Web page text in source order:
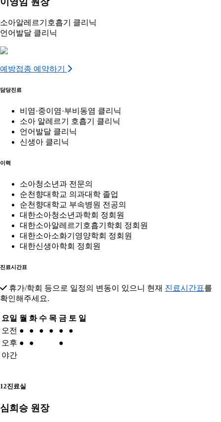
소아알레르기호흡기 클리닉
언어발달 클리닉
예방접종 예약하기
담당진료
비염·중이염·부비동염 클리닉
소아 알레르기 호흡기 클리닉
언어발달 클리닉
신생아 클리닉
이력
소아청소년과 전문의
순천향대학교 의과대학 졸업
순천향대학교 부속병원 전공의
대한소아청소년과학회 정회원
대한소아알레르기호흡기학회 정회원
대한소아소화기영양학회 정회원
대한신생아학회 정회원
진료시간표
휴가/학회 등으로 일정의 변동이 있으니 현재 진료시간표를
확인해주세요.
요일 월 화 수 목 금 토 일
오전 ● ● ● ● ●
●
오후 ● ●
●
야간
12진료실
심희승 원장